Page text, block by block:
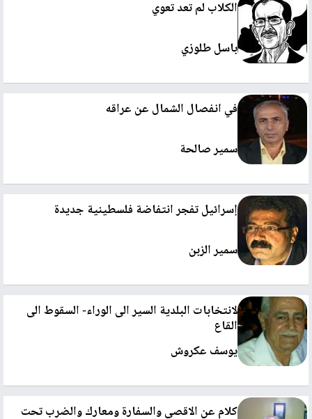
الكلاب لم تعد تعوي
باسل طلوزي
في انفصال الشمال عن عراقه
سمير صالحة
إسرائيل تفجر انتفاضة فلسطينية جديدة
سمير الزبن
لانتخابات البلدية السير الى الوراء- السقوط الى
القاع
يوسف عكروش
كلام عن الاقصى والسفارة ومعارك والضرب تحت